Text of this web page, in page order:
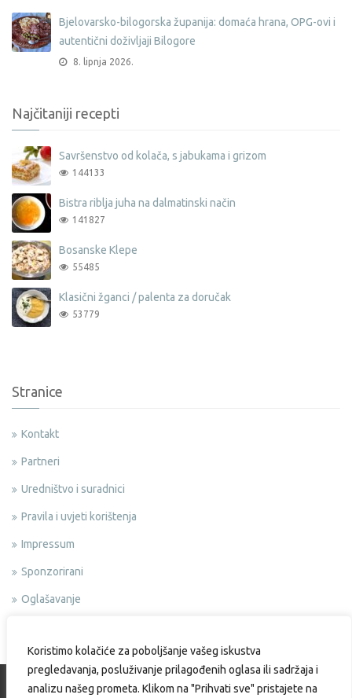
Koristimo kolačiće za poboljšanje vašeg iskustva
pregledavanja, posluživanje prilagođenih oglasa ili sadržaja i
analizu našeg prometa. Klikom na "Prihvati sve" pristajete na
Bjelovarsko-bilogorska županija: domaća hrana, OPG-ovi i
autentični doživljaji Bilogore
8. lipnja 2026.
Najčitaniji recepti
Savršenstvo od kolača, s jabukama i grizom
144133
Bistra riblja juha na dalmatinski način
141827
Bosanske Klepe
55485
Klasični žganci / palenta za doručak
53779
Stranice
Kontakt
Partneri
Uredništvo i suradnici
Pravila i uvjeti korištenja
Impressum
Sponzorirani
Oglašavanje